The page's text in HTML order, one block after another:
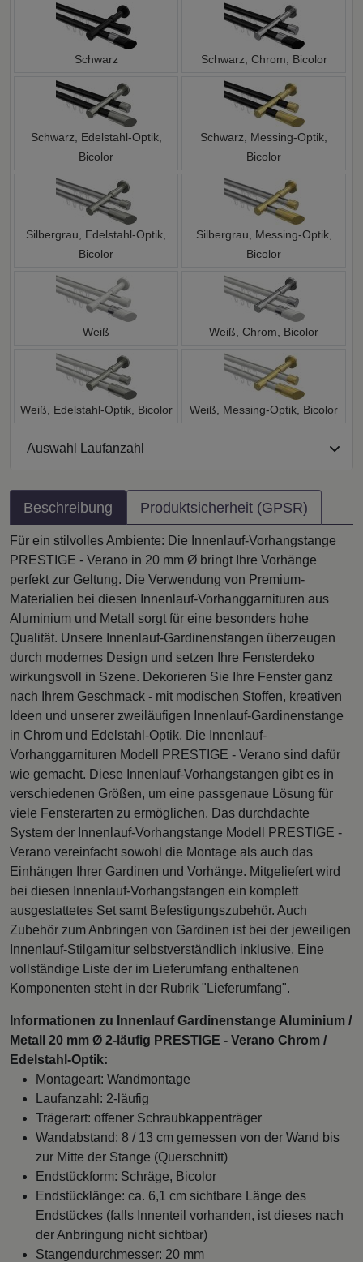
Schwarz Schwarz, Chrom, Bicolor
Schwarz, Edelstahl-Optik,
Bicolor
Schwarz, Messing-Optik,
Bicolor
Silbergrau, Edelstahl-Optik,
Bicolor
Silbergrau, Messing-Optik,
Bicolor
Weiß Weiß, Chrom, Bicolor
Weiß, Edelstahl-Optik, Bicolor Weiß, Messing-Optik, Bicolor
Auswahl Laufanzahl
Beschreibung Produktsicherheit (GPSR)
Für ein stilvolles Ambiente: Die Innenlauf-Vorhangstange
PRESTIGE - Verano in 20 mm Ø bringt Ihre Vorhänge
perfekt zur Geltung. Die Verwendung von Premium-
Materialien bei diesen Innenlauf-Vorhanggarnituren aus
Aluminium und Metall sorgt für eine besonders hohe
Qualität. Unsere Innenlauf-Gardinenstangen überzeugen
durch modernes Design und setzen Ihre Fensterdeko
wirkungsvoll in Szene. Dekorieren Sie Ihre Fenster ganz
nach Ihrem Geschmack - mit modischen Stoffen, kreativen
Ideen und unserer zweiläufigen Innenlauf-Gardinenstange
in Chrom und Edelstahl-Optik. Die Innenlauf-
Vorhanggarnituren Modell PRESTIGE - Verano sind dafür
wie gemacht. Diese Innenlauf-Vorhangstangen gibt es in
verschiedenen Größen, um eine passgenaue Lösung für
viele Fensterarten zu ermöglichen. Das durchdachte
System der Innenlauf-Vorhangstange Modell PRESTIGE -
Verano vereinfacht sowohl die Montage als auch das
Einhängen Ihrer Gardinen und Vorhänge. Mitgeliefert wird
bei diesen Innenlauf-Vorhangstangen ein komplett
ausgestattetes Set samt Befestigungszubehör. Auch
Zubehör zum Anbringen von Gardinen ist bei der jeweiligen
Innenlauf-Stilgarnitur selbstverständlich inklusive. Eine
vollständige Liste der im Lieferumfang enthaltenen
Komponenten steht in der Rubrik "Lieferumfang".
Informationen zu Innenlauf Gardinenstange Aluminium /
Metall 20 mm Ø 2-läufig PRESTIGE - Verano Chrom /
Edelstahl-Optik:
Montageart: Wandmontage
Laufanzahl: 2-läufig
Trägerart: offener Schraubkappenträger
Wandabstand: 8 / 13 cm gemessen von der Wand bis
zur Mitte der Stange (Querschnitt)
Endstückform: Schräge, Bicolor
Endstücklänge: ca. 6,1 cm sichtbare Länge des
Endstückes (falls Innenteil vorhanden, ist dieses nach
der Anbringung nicht sichtbar)
Stangendurchmesser: 20 mm